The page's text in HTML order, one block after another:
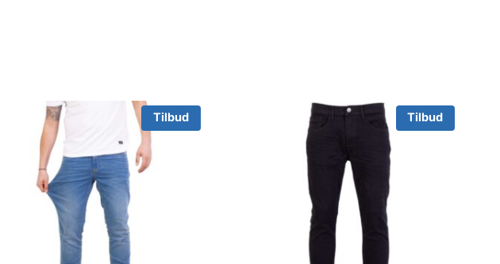
Tilbud Tilbud